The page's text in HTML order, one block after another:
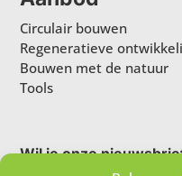
Circulair bouwen
Regeneratieve
Bouwen met de natuur
Tools
Wil je onze